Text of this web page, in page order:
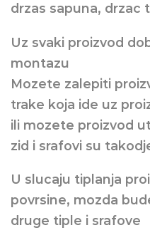
drzas sapuna, drzac
Uz svaki proizvod
montazu
Mozete zalepiti
trake koja ide uz
ili mozete proizvod
zid i srafovi su
U slucaju tiplanja
povrsine, mozda
druge tiple i srafove